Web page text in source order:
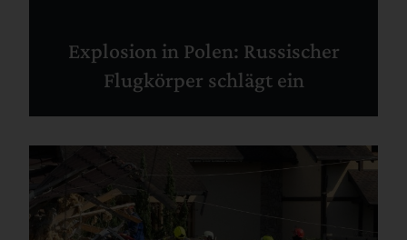
Explosion in Polen: Russischer
Flugkörper schlägt ein